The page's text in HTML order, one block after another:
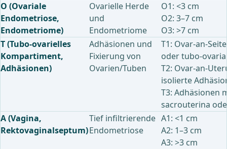
O (Ovariale
Endometriose,
Endometriome)
Ovarielle Herde
und
Endometriome
O1: <3 cm
O2: 3–7 cm
O3: >7 cm
T (Tubo-ovarielles
Kompartiment,
Adhäsionen)
Adhäsionen und
Fixierung von
Ovarien/Tuben
T1: Ovar-an-
oder tubo-
T2: Ovar-an-
isolierte
T3: Adhäsionen
sacrouterina
A (Vagina,
Rektovaginalseptum)
Tief infiltrierende
Endometriose
A1: <1 cm
A2: 1–3 cm
A3: >3 cm